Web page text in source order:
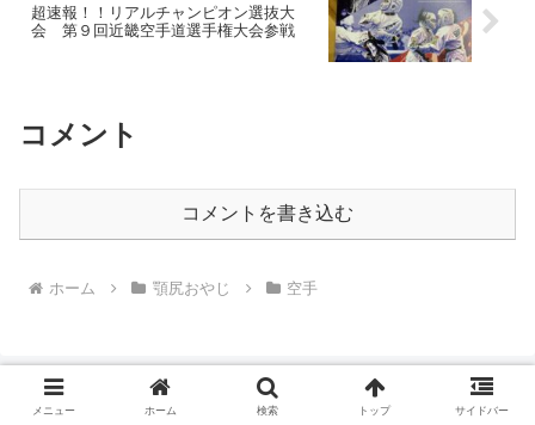
超速報！！リアルチャンピオン選抜大
会 第９回近畿空手道選手権大会参戦
コメント
コメントを書き込む
ホーム 顎尻おやじ 空手
メニュー ホーム 検索 トップ サイドバー